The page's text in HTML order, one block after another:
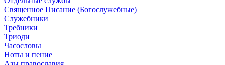
Священное Писание (Богослужебные)
Служебники
Требники
Триоди
Часословы
Ноты и пение